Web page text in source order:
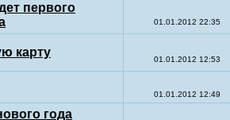
первого
01.01.2012 22:35
карту
01.01.2012 12:53
01.01.2012 12:49
года